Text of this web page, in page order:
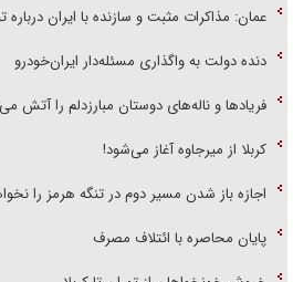
عمان: مذاکرات مثبت و سازنده با ایران درباره
دنده دولت به واگذاری مسئله‌دار ایران‌خودرو
فریاد‌ها و ناله‌های دوستان مبارزدلم را آتش
کربلا از میرجاوه آغاز می‌شود!
اجازه باز شدن مسیر دوم در تنگه هرمز را
پایان محاصره با ائتلاف مصرف